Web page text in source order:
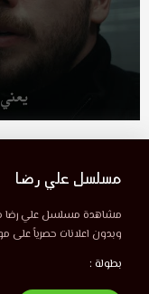
مسلسل علي رضا
مشاهدة مسلسل علي رضا
وبدون اعلانات حصرياً
بطولة :